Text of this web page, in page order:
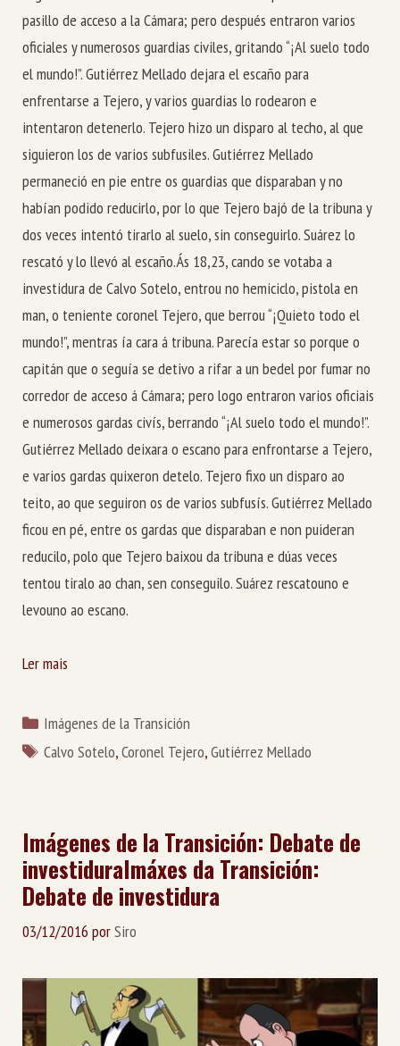
pasillo de acceso a la Cámara; pero después entraron varios
oficiales y numerosos guardias civiles, gritando “¡Al suelo todo
el mundo!”. Gutiérrez Mellado dejara el escaño para
enfrentarse a Tejero, y varios guardias lo rodearon e
intentaron detenerlo. Tejero hizo un disparo al techo, al que
siguieron los de varios subfusiles. Gutiérrez Mellado
permaneció en pie entre os guardias que disparaban y no
habían podido reducirlo, por lo que Tejero bajó de la tribuna y
dos veces intentó tirarlo al suelo, sin conseguirlo. Suárez lo
rescató y lo llevó al escaño.Ás 18,23, cando se votaba a
investidura de Calvo Sotelo, entrou no hemiciclo, pistola en
man, o teniente coronel Tejero, que berrou “¡Quieto todo el
mundo!”, mentras ía cara á tribuna. Parecía estar so porque o
capitán que o seguía se detivo a rifar a un bedel por fumar no
corredor de acceso á Cámara; pero logo entraron varios oficiais
e numerosos gardas civís, berrando “¡Al suelo todo el mundo!”.
Gutiérrez Mellado deixara o escano para enfrontarse a Tejero,
e varios gardas quixeron detelo. Tejero fixo un disparo ao
teito, ao que seguiron os de varios subfusís. Gutiérrez Mellado
ficou en pé, entre os gardas que disparaban e non puideran
reducilo, polo que Tejero baixou da tribuna e dúas veces
tentou tiralo ao chan, sen conseguilo. Suárez rescatouno e
levouno ao escano.
Ler mais
Categorías
Imágenes de la Transición
Etiquetas
Calvo Sotelo,Coronel Tejero,Gutiérrez Mellado
Imágenes de la Transición: Debate de
investiduraImáxes da Transición:
Debate de investidura
03/12/2016 porSiro